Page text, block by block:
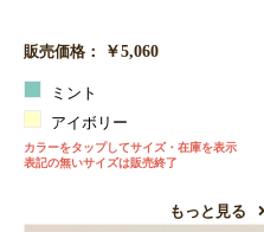
販売価格： ￥5,060
ミント
アイボリー
カラーをタップしてサイズ・在庫を表示
表記の無いサイズは販売終了
もっと見る